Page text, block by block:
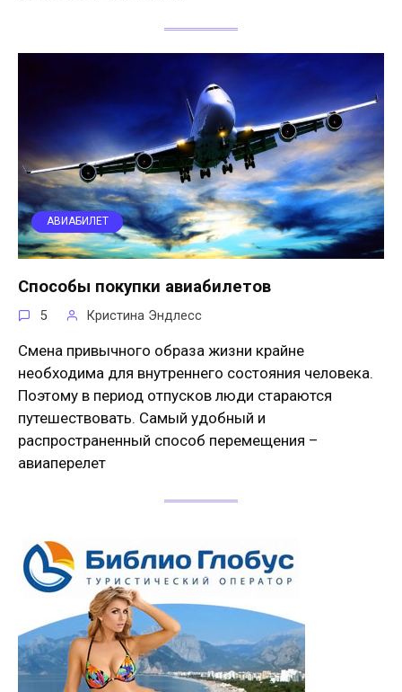
АВИАБИЛЕТ
Способы покупки авиабилетов
5 Кристина Эндлесс
Смена привычного образа жизни крайне
необходима для внутреннего состояния человека.
Поэтому в период отпусков люди стараются
путешествовать. Самый удобный и
распространенный способ перемещения –
авиаперелет